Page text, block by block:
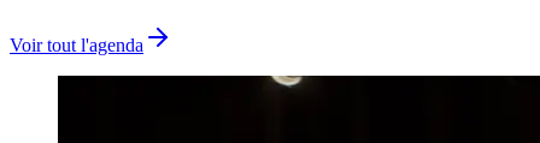
Voir tout l'agenda